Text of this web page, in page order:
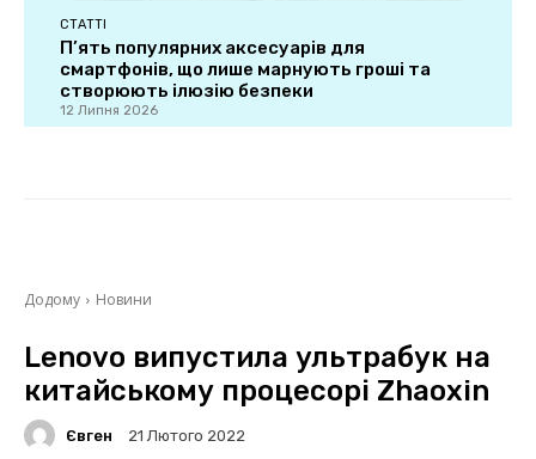
СТАТТІ
П’ять популярних аксесуарів для
смартфонів, що лише марнують гроші та
створюють ілюзію безпеки
12 Липня 2026